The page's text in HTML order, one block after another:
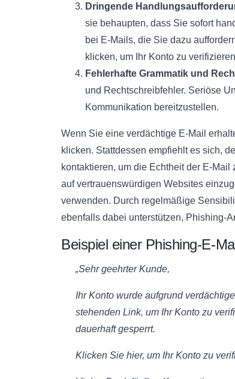
Dringende
sie behaupten, dass Sie sofort
bei E-Mails, die Sie dazu
klicken, um Ihr Konto zu
Fehlerhafte Grammatik und
und Rechtschreibfehler. Seriöse
Kommunikation bereitzustellen.
Wenn Sie eine verdächtige E-Mail
klicken. Stattdessen empfiehlt es sich,
kontaktieren, um die Echtheit der E-
auf vertrauenswürdigen Websites
verwenden. Durch regelmäßige
ebenfalls dabei unterstützen, Phishing-
Beispiel einer Phishing-E-
„Sehr geehrter Kunde,
Ihr Konto wurde aufgrund
stehenden Link, um Ihr Konto zu
dauerhaft gesperrt.
Klicken Sie hier, um Ihr Konto zu